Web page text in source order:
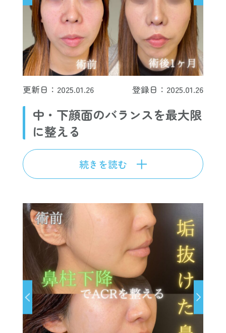
更新日：2025.01.26 登録日：2025.01.26
中・下顔面のバランスを最大限
に整える
続きを読む